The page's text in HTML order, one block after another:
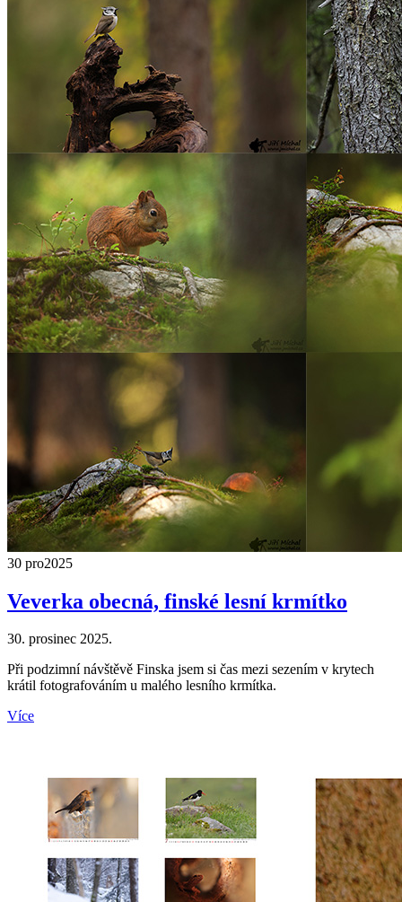
30 pro2025
Veverka obecná, finské lesní krmítko
30. prosinec 2025.
Při podzimní návštěvě Finska jsem si čas mezi sezením v krytech
krátil fotografováním u malého lesního krmítka.
Více